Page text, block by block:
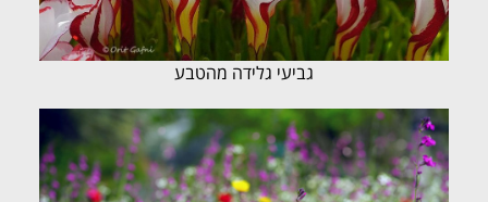
גביעי גלידה מהטבע